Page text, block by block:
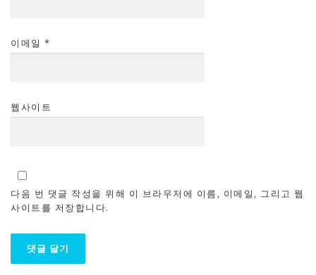
이메일 *
웹사이트
다음 번 댓글 작성을 위해 이 브라우저에 이름, 이메일, 그리고 웹
사이트를 저장합니다.